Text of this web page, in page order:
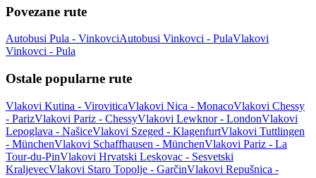
Povezane rute
Autobusi Pula - VinkovciAutobusi Vinkovci - PulaVlakovi
Vinkovci - Pula
Ostale popularne rute
Vlakovi Kutina - ViroviticaVlakovi Nica - MonacoVlakovi Chessy
- ParizVlakovi Pariz - ChessyVlakovi Lewknor - LondonVlakovi
Lepoglava - NašiceVlakovi Szeged - KlagenfurtVlakovi Tuttlingen
- MünchenVlakovi Schaffhausen - MünchenVlakovi Pariz - La
Tour-du-PinVlakovi Hrvatski Leskovac - Sesvetski
KraljevecVlakovi Staro Topolje - GarčinVlakovi Repušnica -